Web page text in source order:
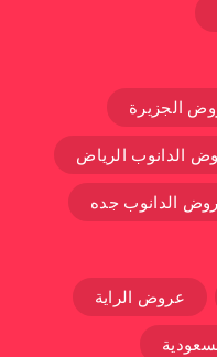
الجزيرة
الدانوب الرياض
الدانوب جده
عروض الراية